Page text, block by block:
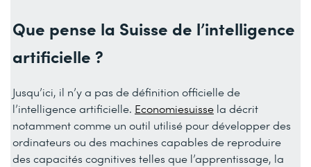
Que pense la Suisse de l’intelligence
artificielle ?
Jusqu’ici, il n’y a pas de définition officielle de
l’intelligence artificielle. Economiesuisse la décrit
notamment comme un outil utilisé pour développer des
ordinateurs ou des machines capables de reproduire
des capacités cognitives telles que l’apprentissage, la